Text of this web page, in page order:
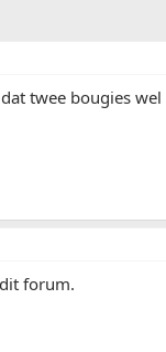
twee bougies
forum.